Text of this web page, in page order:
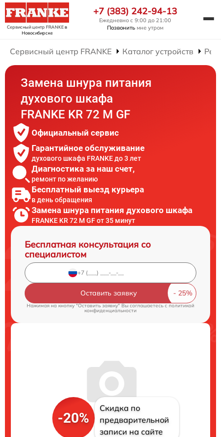
Сервисный центр FRANKEв
Новосибирске
+7 (383) 242-94-13
Ежедневно с 9:00 до 21:00
Позвонить мне утром
Сервисный центр FRANKE Каталог устройств
Замена шнура питания
духового шкафа
FRANKE KR 72 M GF
Официальный сервис
Гарантийное обслуживание
духового шкафа FRANKE до 3 лет
Диагностика за наш счет,
ремонт по желанию
Бесплатный выезд курьера
в день обращения
Замена шнура питания духового шкафа
FRANKE KR 72 M GF от 35 минут
Бесплатная консультация со
специалистом
Оставить заявку
Нажимая на кнопку "Оставить заявку" Вы соглашаетесь cполитикой
конфиденциальности
-20%
Скидка по
предварительной
записи на сайте